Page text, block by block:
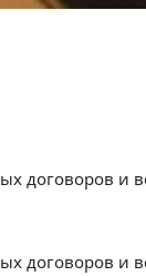
договоров и
договоров и